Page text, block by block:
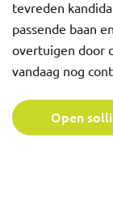
tevreden
passende baan
overtuigen door
vandaag nog
Open